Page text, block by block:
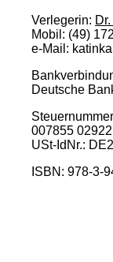
Verlegerin:
Mobil: (49)
e-Mail:
Deutsche
007855
USt-IdNr.:
ISBN: 978-3-